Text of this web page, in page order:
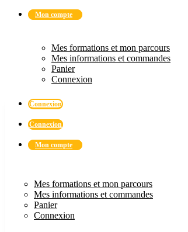
Mon compte
Mes formations et mon parcours
Mes informations et commandes
Panier
Connexion
Connexion
Connexion
Mon compte
Mes formations et mon parcours
Mes informations et commandes
Panier
Connexion